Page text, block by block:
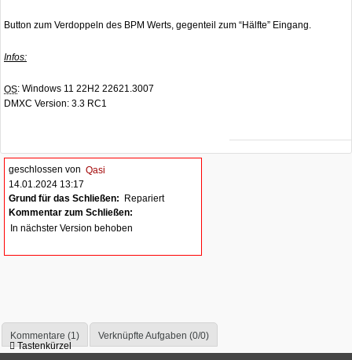
Button zum Verdoppeln des BPM Werts, gegenteil zum “Hälfte” Eingang.
Infos:
OS: Windows 11 22H2 22621.3007
DMXC Version: 3.3 RC1
geschlossen von Qasi
14.01.2024 13:17
Grund für das Schließen: Repariert
Kommentar zum Schließen:
In nächster Version behoben
Kommentare (1)
Verknüpfte Aufgaben (0/0)
Tastenkürzel